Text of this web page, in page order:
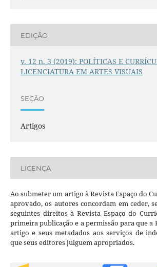
EDIÇÃO
v. 12 n. 3 (2019): POLÍTICAS E
LICENCIATURA EM ARTES VISUAIS
SEÇÃO
Artigos
LICENÇA
Ao submeter um artigo à Revista Espaço do
aprovado, os autores concordam em ceder,
seguintes direitos à Revista Espaço do
primeira publicação e a permissão para que a
artigo e seus metadados aos serviços de
que seus editores julguem apropriados.